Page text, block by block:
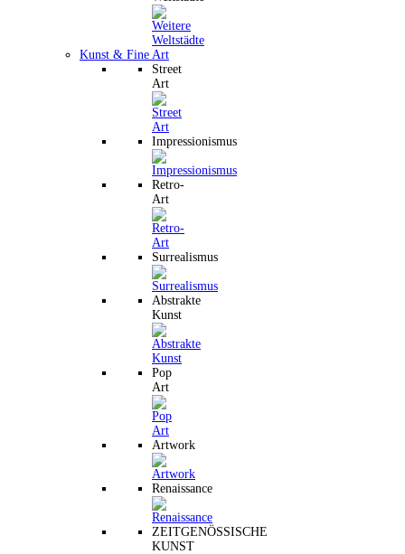
Kunst & Fine Art
Street
Art
Impressionismus
Retro-
Art
Surrealismus
Abstrakte
Kunst
Pop
Art
Artwork
Renaissance
ZEITGENÖSSISCHE
KUNST